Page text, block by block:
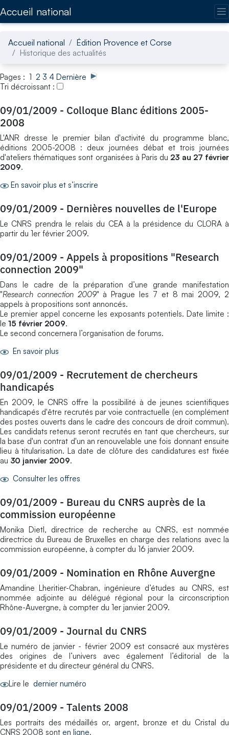
Accueil national
Accueil national
Édition Provence et Corse
Historique des actualités
Pages : 1 2 3 4 Dernière
Tri décroissant :
09/01/2009 - Colloque Blanc éditions 2005-
2008
L'ANR dresse le premier bilan d'activité du programme blanc,
éditions 2005-2008 : deux journées débat et trois journées
d'ateliers thématiques sont organisées à Paris du 23 au 27 février
2009.
En savoir plus et s’inscrire
09/01/2009 - Dernières nouvelles de l'Europe
Le CNRS prendra le relais du CEA à la présidence du CLORA à
partir du 1er février 2009.
09/01/2009 - Appels à propositions "Research
connection 2009"
Dans le cadre de la préparation d’une grande manifestation
"Research connection 2009" à Prague les 7 et 8 mai 2009, 2
appels à propositions sont annoncés.
Le premier appel concerne les exposants potentiels. Date limite :
le 15 février 2009.
Le second concernera l’organisation de forums.
En savoir plus
09/01/2009 - Recrutement de chercheurs
handicapés
En 2009, le CNRS offre la possibilité à de jeunes scientifiques
handicapés d'être recrutés par voie contractuelle (en complément
des postes ouverts dans le cadre des concours de droit commun).
Les candidats retenus seront recrutés en tant que chercheurs, sur
la base d'un contrat d'un an renouvelable une fois donnant ensuite
lieu à titularisation. La date de clôture des candidatures est fixée
au 30 janvier 2009.
Consulter les offres
09/01/2009 - Bureau du CNRS auprès de la
commission européenne
Monika Dietl, directrice de recherche au CNRS, est nommée
directrice du Bureau de Bruxelles en charge des relations avec la
commission européenne, à compter du 16 janvier 2009.
09/01/2009 - Nomination en Rhône Auvergne
Amandine Lheritier-Chabran, ingénieure d’études au CNRS, est
nommée adjointe au délégué régional pour la circonscription
Rhône-Auvergne, à compter du 1er janvier 2009.
09/01/2009 - Journal du CNRS
Le numéro de janvier - février 2009 est consacré aux mystères
des origines de l’univers avec également l’éditorial de la
présidente et du directeur général du CNRS.
Lire le dernier numéro
09/01/2009 - Talents 2008
Les portraits des médaillés or, argent, bronze et du Cristal du
CNRS 2008 sont en ligne.